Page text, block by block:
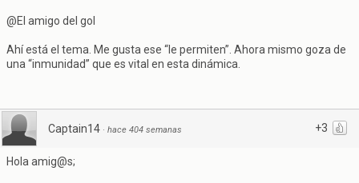
@El amigo del gol
Ahí está el tema. Me gusta ese “le permiten”. Ahora mismo goza de
una “inmunidad” que es vital en esta dinámica.
+3
Captain14 · hace 404 semanas
Hola amig@s;